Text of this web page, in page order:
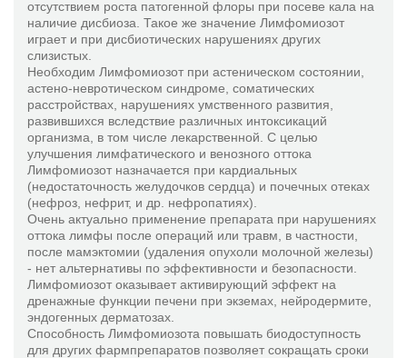
отсутствием роста патогенной флоры при посеве кала на
наличие дисбиоза. Такое же значение Лимфомиозот
играет и при дисбиотических нарушениях других
слизистых.
Необходим Лимфомиозот при астеническом состоянии,
астено-невротическом синдроме, соматических
расстройствах, нарушениях умственного развития,
развившихся вследствие различных интоксикаций
организма, в том числе лекарственной. С целью
улучшения лимфатического и венозного оттока
Лимфомиозот назначается при кардиальных
(недостаточность желудочков сердца) и почечных отеках
(нефроз, нефрит, и др. нефропатиях).
Очень актуально применение препарата при нарушениях
оттока лимфы после операций или травм, в частности,
после мамэктомии (удаления опухоли молочной железы)
- нет альтернативы по эффективности и безопасности.
Лимфомиозот оказывает активирующий эффект на
дренажные функции печени при экземах, нейродермите,
эндогенных дерматозах.
Способность Лимфомиозота повышать биодоступность
для других фармпрепаратов позволяет сокращать сроки